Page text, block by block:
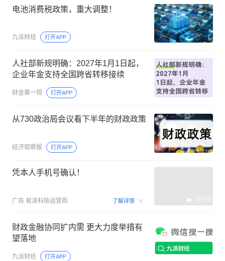
电池消费税政策，重大调整！
九派财经 打开APP
人社部新规明确：2027年1月1日起，
企业年金支持全国跨省转移接续
财金第一视 打开APP
从730政治局会议看下半年的财政政策
经济观察报 打开APP
凭本人手机号确认！
广告 易泽科技运营商 了解详情 00:09
财政金融协同扩内需 更大力度举措有
望落地
九派财经 打开APP